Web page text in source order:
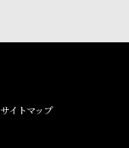
サイトマップ